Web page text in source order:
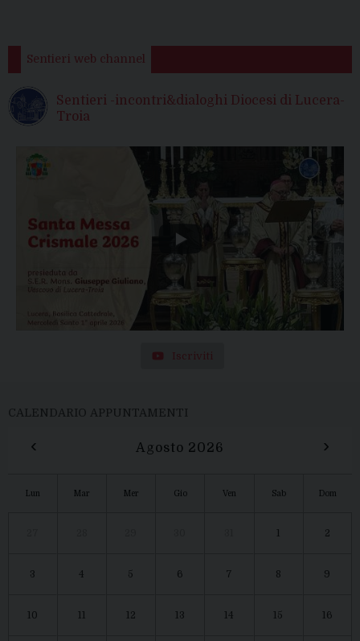
Sentieri web channel
Sentieri -incontri&dialoghi Diocesi di Lucera-
Troia
Iscriviti
CALENDARIO APPUNTAMENTI
‹ Agosto 2026 ›
Lun Mar Mer Gio Ven Sab Dom
2
3 4 5 6 7 8 9
10 12 13 14 15 16